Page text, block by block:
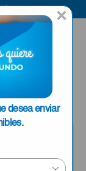
×
desea enviar